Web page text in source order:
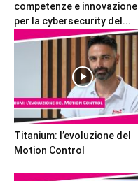
competenze e innovazione
per la cybersecurity del...
Titanium: l’evoluzione del
Motion Control